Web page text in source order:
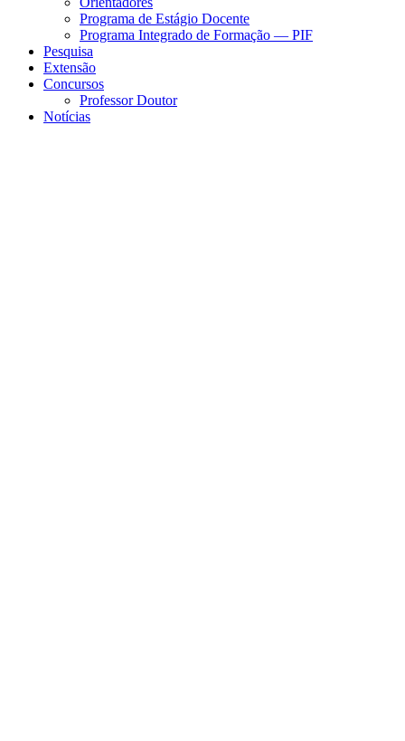
Programa de Estágio Docente
Programa Integrado de Formação — PIF
Pesquisa
Extensão
Concursos
Professor Doutor
Notícias